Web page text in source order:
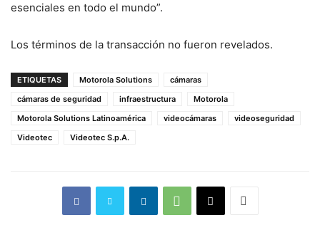
esenciales en todo el mundo”.
Los términos de la transacción no fueron revelados.
ETIQUETAS Motorola Solutions
cámaras
cámaras de seguridad
infraestructura
Motorola
Motorola Solutions Latinoamérica
videocámaras
videoseguridad
Videotec
Videotec S.p.A.